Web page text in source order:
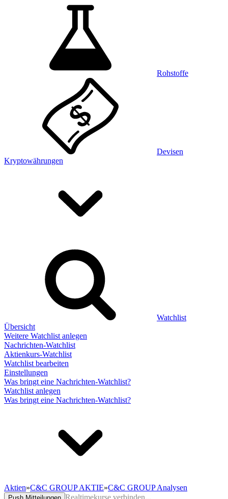
Rohstoffe
Devisen
Kryptowährungen
Watchlist
Übersicht
Weitere Watchlist anlegen
Nachrichten-Watchlist
Aktienkurs-Watchlist
Watchlist bearbeiten
Einstellungen
Was bringt eine Nachrichten-Watchlist?
Watchlist anlegen
Was bringt eine Nachrichten-Watchlist?
Aktien»C&C GROUP AKTIE»C&C GROUP Analysen
Realtimekurse verbinden...